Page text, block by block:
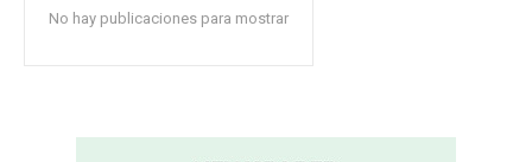
No hay publicaciones para mostrar